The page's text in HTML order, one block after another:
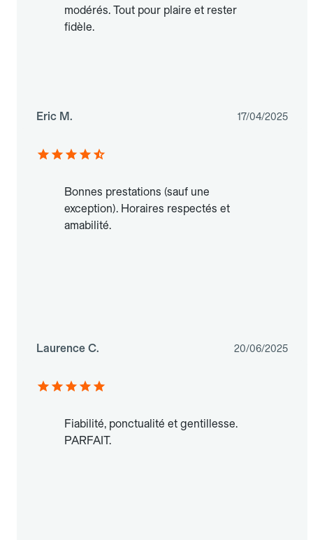
modérés. Tout pour plaire et rester
fidèle.
Eric M. 17/04/2025
Bonnes prestations (sauf une
exception). Horaires respectés et
amabilité.
Laurence C. 20/06/2025
Fiabilité, ponctualité et gentillesse.
PARFAIT.